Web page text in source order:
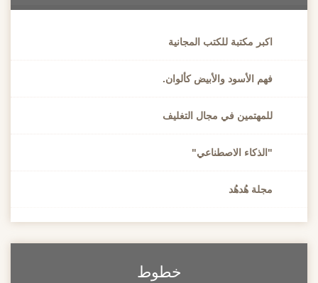
اكبر مكتبة للكتب المجانية
فهم الأسود والأبيض كألوان.
للمهتمين في مجال التغليف
"الذكاء الاصطناعي"
مجلة هُدهُد
خطوط